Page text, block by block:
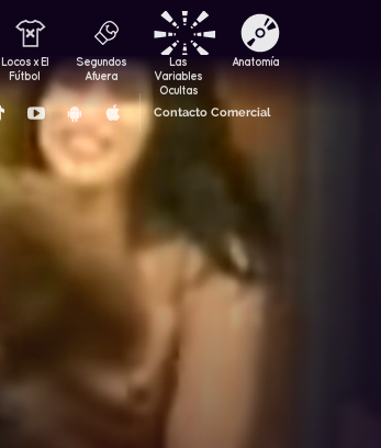
Locos x El
Fútbol
Segundos
Afuera
Las
Variables
Ocultas
Anatomía
Contacto Comercial